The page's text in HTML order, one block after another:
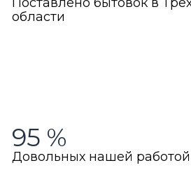
области
95 %
Довольных нашей